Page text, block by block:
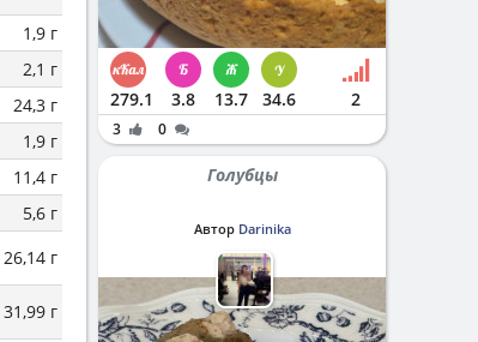
1,9 г
2,1 г
24,3 г
1,9 г
11,4 г
5,6 г
26,14 г
31,99 г
279.1 3.8 13.7 34.6 2
3 0
Голубцы
Автор Darinika